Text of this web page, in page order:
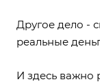
Другое дело -
реальные
И здесь важно